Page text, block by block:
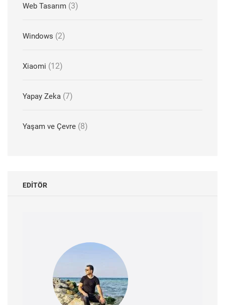
Web Tasarım (3)
Windows (2)
Xiaomi (12)
Yapay Zeka (7)
Yaşam ve Çevre (8)
EDITÖR